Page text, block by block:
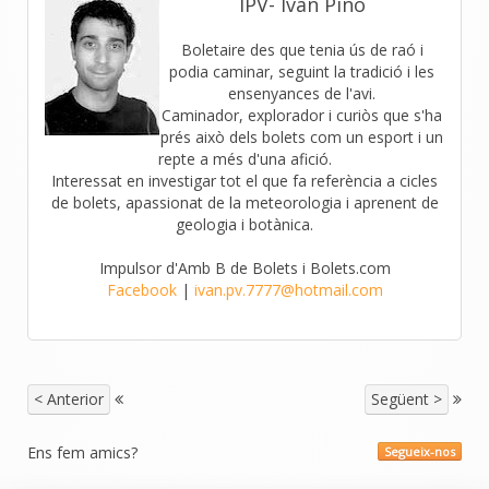
Boletaire des que tenia ús de raó i
podia caminar, seguint la tradició i les
ensenyances de l'avi.
Caminador, explorador i curiòs que s'ha
prés això dels bolets com un esport i un
repte a més d'una afició.
Interessat en investigar tot el que fa referència a cicles
de bolets, apassionat de la meteorologia i aprenent de
geologia i botànica.
Impulsor d'Amb B de Bolets i Bolets.com
Facebook| ivan.pv.7777@hotmail.com
< Anterior Següent >
Segueix-nos
Ens fem amics?